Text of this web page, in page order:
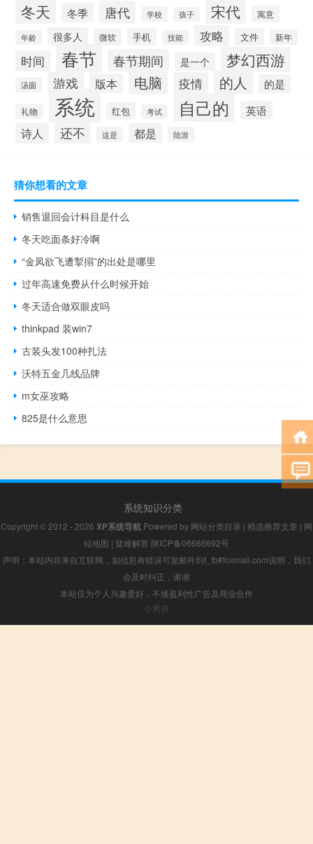
冬天 冬季 唐代 学校 孩子 宋代 寓意
年龄 很多人 微软 手机 技能 攻略 文件 新年
时间 春节 春节期间 是一个 梦幻西游
汤圆 游戏 版本 电脑 疫情 的人 的是
礼物 系统 红包 考试 自己的 英语
诗人 还不 这是 都是 陆游
猜你想看的文章
销售退回会计科目是什么
冬天吃面条好冷啊
“金凤欲飞遭掣搦”的出处是哪里
过年高速免费从什么时候开始
冬天适合做双眼皮吗
thinkpad 装win7
古装头发100种扎法
沃特五金几线品牌
m女巫攻略
825是什么意思
系统知识分类
Copyright © 2012 - 2026 XP系统导航 Powered by 网站分类目录 | 精选推荐文章 | 网
站地图 | 疑难解答 陕ICP备06666692号
声明：本站内容来自互联网，如信息有错误可发邮件到f_fb#foxmail.com说明，我们
会及时纠正，谢谢
本站仅为个人兴趣爱好，不接盈利性广告及商业合作
小男孩